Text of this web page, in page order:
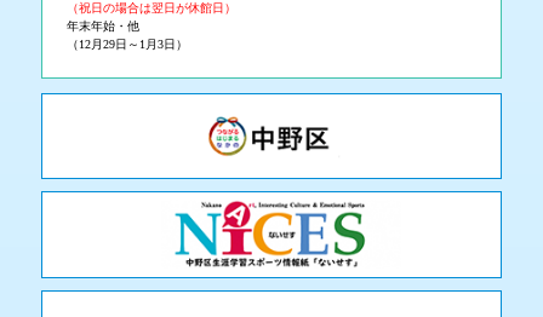
（祝日の場合は翌日が休館日）
年末年始・他
（12月29日～1月3日）